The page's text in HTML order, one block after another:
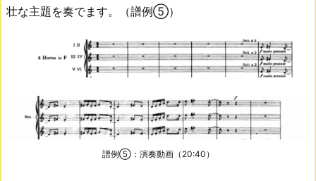
壮な主題を奏でます。（譜例⑤）
譜例⑤：演奏動画（20:40）